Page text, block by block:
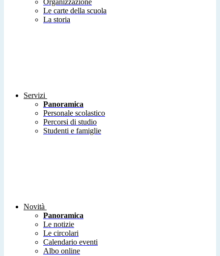
Organizzazione
Le carte della scuola
La storia
Servizi
Panoramica
Personale scolastico
Percorsi di studio
Studenti e famiglie
Novità
Panoramica
Le notizie
Le circolari
Calendario eventi
Albo online